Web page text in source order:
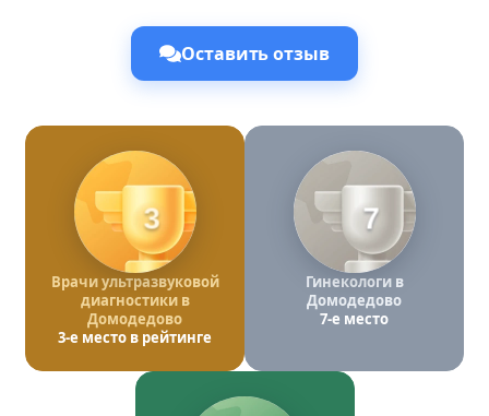
Оставить отзыв
3
Врачи ультразвуковой
диагностики в
Домодедово
3-е место в рейтинге
7
Гинекологи в
Домодедово
7-е место